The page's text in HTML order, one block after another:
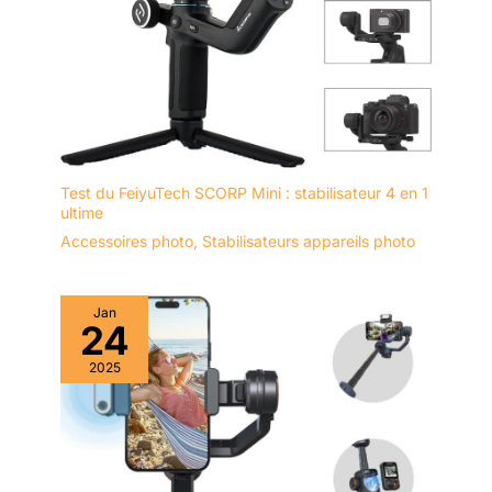
Test du FeiyuTech SCORP Mini : stabilisateur 4 en 1
ultime
Accessoires photo, Stabilisateurs appareils photo
Jan
24
2025